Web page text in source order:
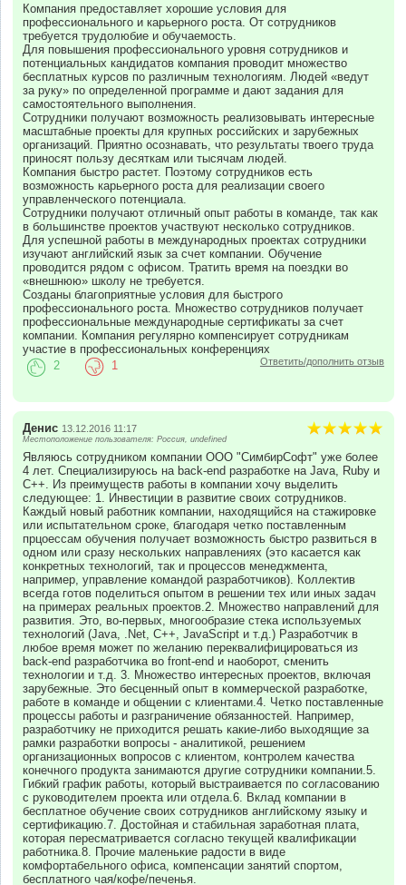
Компания предоставляет хорошие условия для
профессионального и карьерного роста. От сотрудников
требуется трудолюбие и обучаемость.
Для повышения профессионального уровня сотрудников и
потенциальных кандидатов компания проводит множество
бесплатных курсов по различным технологиям. Людей «ведут
за руку» по определенной программе и дают задания для
самостоятельного выполнения.
Сотрудники получают возможность реализовывать интересные
масштабные проекты для крупных российских и зарубежных
организаций. Приятно осознавать, что результаты твоего труда
приносят пользу десяткам или тысячам людей.
Компания быстро растет. Поэтому сотрудников есть
возможность карьерного роста для реализации своего
управленческого потенциала.
Сотрудники получают отличный опыт работы в команде, так как
в большинстве проектов участвуют несколько сотрудников.
Для успешной работы в международных проектах сотрудники
изучают английский язык за счет компании. Обучение
проводится рядом с офисом. Тратить время на поездки во
«внешнюю» школу не требуется.
Созданы благоприятные условия для быстрого
профессионального роста. Множество сотрудников получает
профессиональные международные сертификаты за счет
компании. Компания регулярно компенсирует сотрудникам
участие в профессиональных конференциях
Ответить/дополнить отзыв
2 1
Денис 13.12.2016 11:17
Местоположение пользователя: Россия, undefined
Являюсь сотрудником компании ООО "СимбирСофт" уже более
4 лет. Специализируюсь на back-end разработке на Java, Ruby и
C++. Из преимуществ работы в компании хочу выделить
следующее: 1. Инвестиции в развитие своих сотрудников.
Каждый новый работник компании, находящийся на стажировке
или испытательном сроке, благодаря четко поставленным
прцоессам обучения получает возможность быстро развиться в
одном или сразу нескольких направлениях (это касается как
конкретных технологий, так и процессов менеджмента,
например, управление командой разработчиков). Коллектив
всегда готов поделиться опытом в решении тех или иных задач
на примерах реальных проектов.2. Множество направлений для
развития. Это, во-первых, многообразие стека используемых
технологий (Java, .Net, C++, JavaScript и т.д.) Разработчик в
любое время может по желанию переквалифицироваться из
back-end разработчика во front-end и наоборот, сменить
технологии и т.д. 3. Множество интересных проектов, включая
зарубежные. Это бесценный опыт в коммерческой разработке,
работе в команде и общении с клиентами.4. Четко поставленные
процессы работы и разграничение обязанностей. Например,
разработчику не приходится решать какие-либо выходящие за
рамки разработки вопросы - аналитикой, решением
организационных вопросов с клиентом, контролем качества
конечного продукта занимаются другие сотрудники компании.5.
Гибкий график работы, который выстраивается по согласованию
с руководителем проекта или отдела.6. Вклад компании в
бесплатное обучение своих сотрудников английскому языку и
сертификацию.7. Достойная и стабильная заработная плата,
которая пересматривается согласно текущей квалификации
работника.8. Прочие маленькие радости в виде
комфортабельного офиса, компенсации занятий спортом,
бесплатного чая/кофе/печенья.